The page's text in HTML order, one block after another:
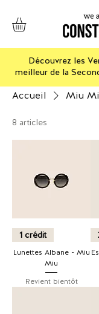
Découvrez les
meilleur de la
Accueil Miu
8 articles
1 crédit
Lunettes Albane - Miu
Miu
Revient bientôt